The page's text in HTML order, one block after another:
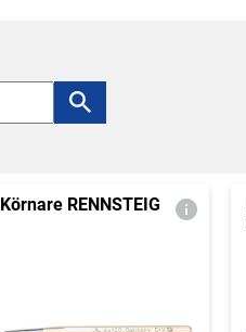
Körnare RENNSTEIG